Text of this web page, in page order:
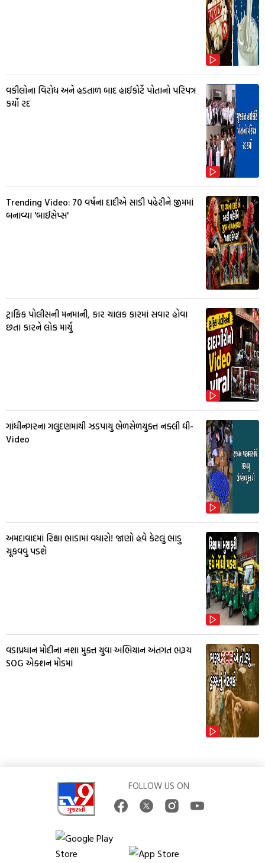
વકીલોના વિરોધ અને હડતાળ બાદ હાઈકોર્ટે પોતાનો પરિપત્ર
કર્યો રદ
Trending Video: 70 વર્ષના દાદીએ સાડી પહેરીને જીમમાં
બનાવ્યા 'બાઈસેપ્સ'
ટ્રાફિક પોલીસની મનમાની, કાર ચાલક કારમાં સવાર હોવા
છતા કારને લોક માર્યુ
ગાંધીનગરના ગલુદણમાંથી ઝડપાયુ ભેળસેળયુક્ત નક્લી ઘી-
Video
અમદાવાદમાં રિક્ષા ભાડામાં વધારો! જાણો હવે કેટલું ભાડુ
ચૂકવવું પડશે
વડાપ્રધાન મોદીના નશા મુક્ત યુવા અભિયાન અંતગત ભરૂચ
SOG એક્શન મોડમાં
FOLLOW US ON